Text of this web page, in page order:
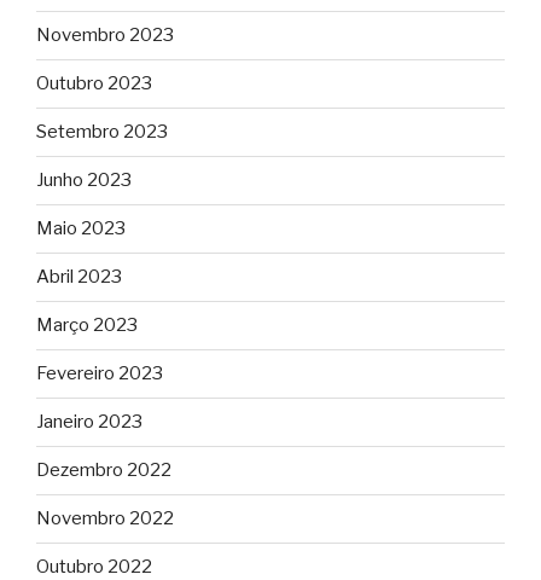
Novembro 2023
Outubro 2023
Setembro 2023
Junho 2023
Maio 2023
Abril 2023
Março 2023
Fevereiro 2023
Janeiro 2023
Dezembro 2022
Novembro 2022
Outubro 2022